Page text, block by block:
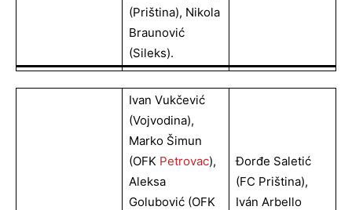
(Priština), Nikola
Braunović
(Sileks).
Ivan Vukčević
(Vojvodina),
Marko Šimun
(OFK Petrovac),
Aleksa
Golubović (OFK
Đorđe Saletić
(FC Priština),
Iván Arbello